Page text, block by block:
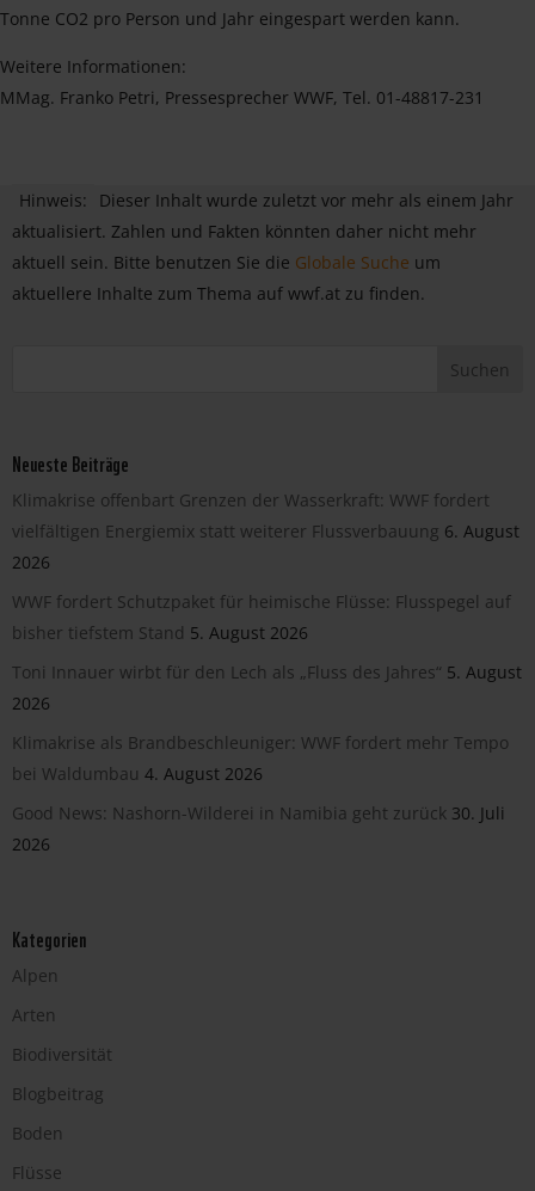
Tonne CO2 pro Person und Jahr eingespart werden kann.
Weitere Informationen:
MMag. Franko Petri, Pressesprecher WWF, Tel. 01-48817-231
Hinweis:
Dieser Inhalt wurde zuletzt vor mehr als einem Jahr
aktualisiert. Zahlen und Fakten könnten daher nicht mehr
aktuell sein. Bitte benutzen Sie die Globale Suche um
aktuellere Inhalte zum Thema auf wwf.at zu finden.
Neueste Beiträge
Klimakrise offenbart Grenzen der Wasserkraft: WWF fordert
vielfältigen Energiemix statt weiterer Flussverbauung 6. August
2026
WWF fordert Schutzpaket für heimische Flüsse: Flusspegel auf
bisher tiefstem Stand 5. August 2026
Toni Innauer wirbt für den Lech als „Fluss des Jahres“ 5. August
2026
Klimakrise als Brandbeschleuniger: WWF fordert mehr Tempo
bei Waldumbau 4. August 2026
Good News: Nashorn-Wilderei in Namibia geht zurück 30. Juli
2026
Kategorien
Alpen
Arten
Biodiversität
Blogbeitrag
Boden
Flüsse